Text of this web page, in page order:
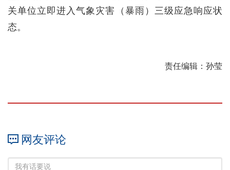
关单位立即进入气象灾害（暴雨）三级应急响应状
态。
责任编辑：孙莹
网友评论